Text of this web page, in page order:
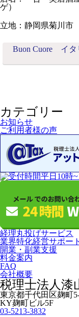
ゲ）
立地：静岡県菊川
Buon Cuore イ
カテゴリー
お知らせ
ご利用者様の声
経理丸投げサービス
業界特化経営サポート
開業・副業支援
料金案内
FAQ
会社概要
税理士法人漆
東京都千代田区麹町
KY麹町ビル5F
03-5213-3832